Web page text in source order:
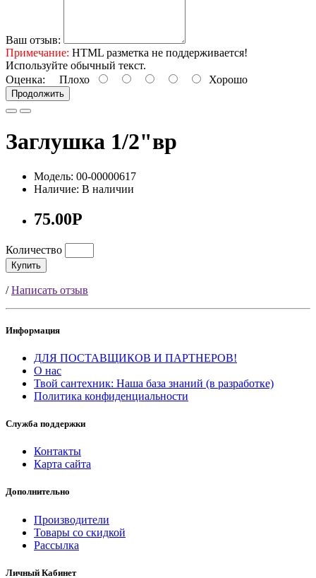
Ваш отзыв:
Примечание: HTML разметка не поддерживается!
Используйте обычный текст.
Оценка: Плохо Хорошо
Продолжить
Заглушка 1/2"вр
Модель: 00-00000617
Наличие: В наличии
75.00Р
Количество
Купить
/Написать отзыв
Информация
ДЛЯ ПОСТАВЩИКОВ И ПАРТНЕРОВ!
О нас
Твой сантехник: Наша база знаний (в разработке)
Политика конфиденциальности
Служба поддержки
Контакты
Карта сайта
Дополнительно
Производители
Товары со скидкой
Рассылка
Личный Кабинет